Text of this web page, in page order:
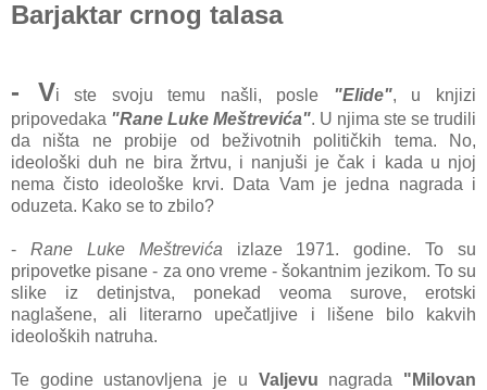
Barjaktar crnog talasa
- Vi ste svoju temu našli, posle "Elide", u knjizi
pripovedaka "Rane Luke Meštrevića". U njima ste se trudili
da ništa ne probije od beživotnih političkih tema. No,
ideološki duh ne bira žrtvu, i nanjuši je čak i kada u njoj
nema čisto ideološke krvi. Data Vam je jedna nagrada i
oduzeta. Kako se to zbilo?
- Rane Luke Meštrevića izlaze 1971. godine. To su
pripovetke pisane - za ono vreme - šokantnim jezikom. To su
slike iz detinjstva, ponekad veoma surove, erotski
naglašene, ali literarno upečatljive i lišene bilo kakvih
ideoloških natruha.
Te godine ustanovljena je u Valjevu nagrada "Milovan